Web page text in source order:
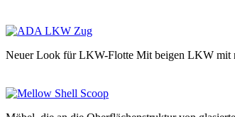
Neuer Look für LKW-Flotte Mit beigen LKW mit